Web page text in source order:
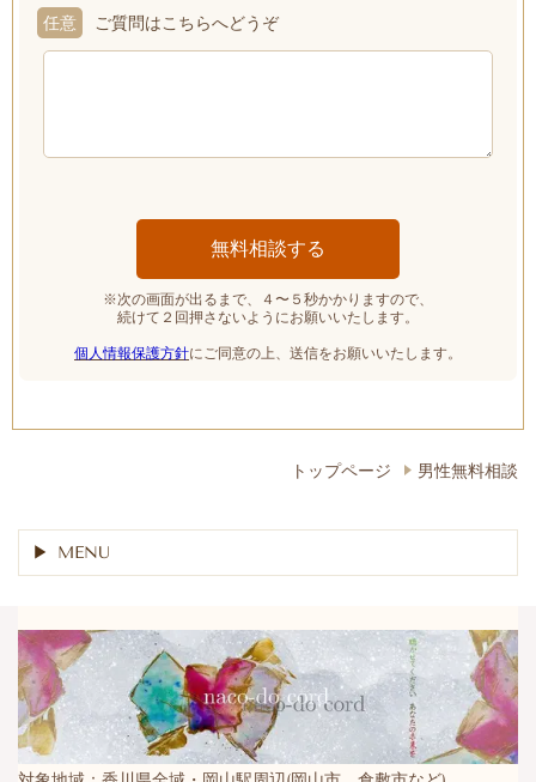
ご質問はこちらへどうぞ
任意
※次の画面が出るまで、４〜５秒かかりますので、
続けて２回押さないようにお願いいたします。
個人情報保護方針にご同意の上、送信をお願いいたします。
トップページ 男性無料相談
MENU